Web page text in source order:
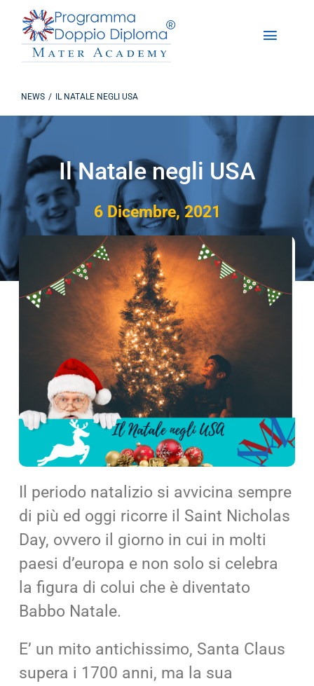
Salta
contenuto
Toggle
Programma Doppio Diploma
Iscrizioni
DD Experience
Studiare in America
Contattaci
NEWS IL NATALE NEGLI USA
Il Natale negli USA
6 Dicembre, 2021
Il periodo natalizio si avvicina sempre
di più ed oggi ricorre il Saint Nicholas
Day, ovvero il giorno in cui in molti
paesi d’europa e non solo si celebra
la figura di colui che è diventato
Babbo Natale.
E’ un mito antichissimo, Santa Claus
supera i 1700 anni, ma la sua